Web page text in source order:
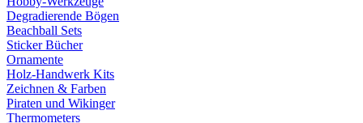
Degradierende Bögen
Beachball Sets
Sticker Bücher
Ornamente
Holz-Handwerk Kits
Zeichnen & Farben
Piraten und Wikinger
Thermometers